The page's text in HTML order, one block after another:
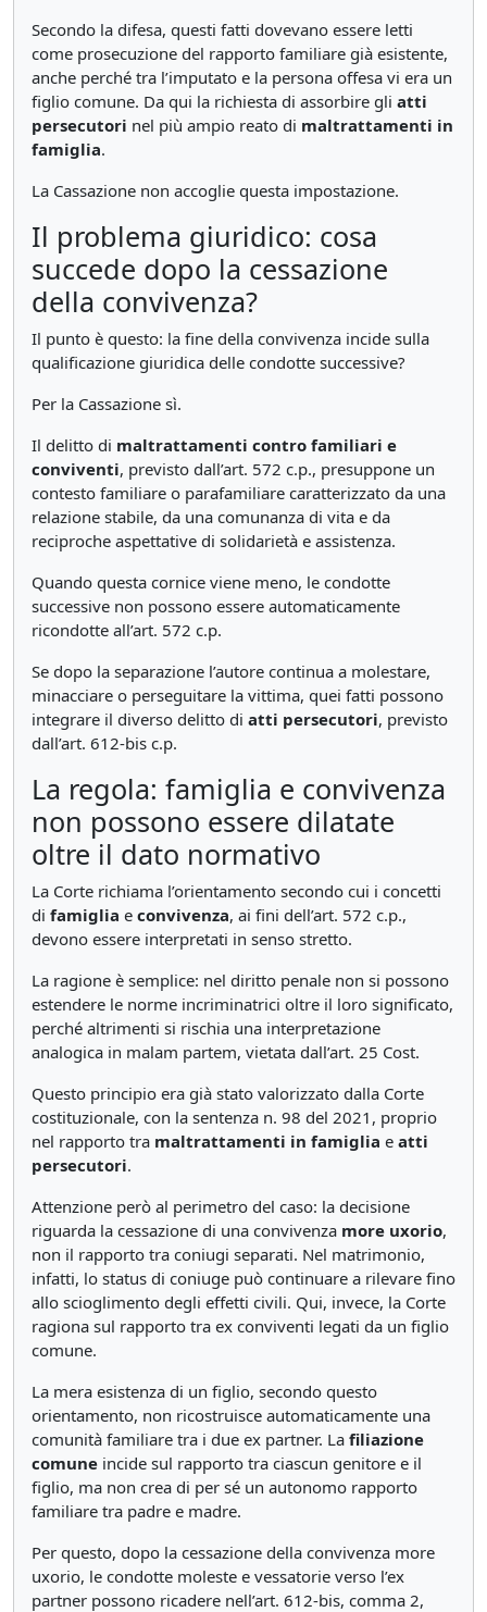
Secondo la difesa, questi fatti dovevano essere letti
come prosecuzione del rapporto familiare già esistente,
anche perché tra l’imputato e la persona offesa vi era un
figlio comune. Da qui la richiesta di assorbire gli atti
persecutori nel più ampio reato di maltrattamenti in
famiglia.
La Cassazione non accoglie questa impostazione.
Il problema giuridico: cosa
succede dopo la cessazione
della convivenza?
Il punto è questo: la fine della convivenza incide sulla
qualificazione giuridica delle condotte successive?
Per la Cassazione sì.
Il delitto di maltrattamenti contro familiari e
conviventi, previsto dall’art. 572 c.p., presuppone un
contesto familiare o parafamiliare caratterizzato da una
relazione stabile, da una comunanza di vita e da
reciproche aspettative di solidarietà e assistenza.
Quando questa cornice viene meno, le condotte
successive non possono essere automaticamente
ricondotte all’art. 572 c.p.
Se dopo la separazione l’autore continua a molestare,
minacciare o perseguitare la vittima, quei fatti possono
integrare il diverso delitto di atti persecutori, previsto
dall’art. 612-bis c.p.
La regola: famiglia e convivenza
non possono essere dilatate
oltre il dato normativo
La Corte richiama l’orientamento secondo cui i concetti
di famiglia e convivenza, ai fini dell’art. 572 c.p.,
devono essere interpretati in senso stretto.
La ragione è semplice: nel diritto penale non si possono
estendere le norme incriminatrici oltre il loro significato,
perché altrimenti si rischia una interpretazione
analogica in malam partem, vietata dall’art. 25 Cost.
Questo principio era già stato valorizzato dalla Corte
costituzionale, con la sentenza n. 98 del 2021, proprio
nel rapporto tra maltrattamenti in famiglia e atti
persecutori.
Attenzione però al perimetro del caso: la decisione
riguarda la cessazione di una convivenza more uxorio,
non il rapporto tra coniugi separati. Nel matrimonio,
infatti, lo status di coniuge può continuare a rilevare fino
allo scioglimento degli effetti civili. Qui, invece, la Corte
ragiona sul rapporto tra ex conviventi legati da un figlio
comune.
La mera esistenza di un figlio, secondo questo
orientamento, non ricostruisce automaticamente una
comunità familiare tra i due ex partner. La filiazione
comune incide sul rapporto tra ciascun genitore e il
figlio, ma non crea di per sé un autonomo rapporto
familiare tra padre e madre.
Per questo, dopo la cessazione della convivenza more
uxorio, le condotte moleste e vessatorie verso l’ex
partner possono ricadere nell’art. 612-bis, comma 2,